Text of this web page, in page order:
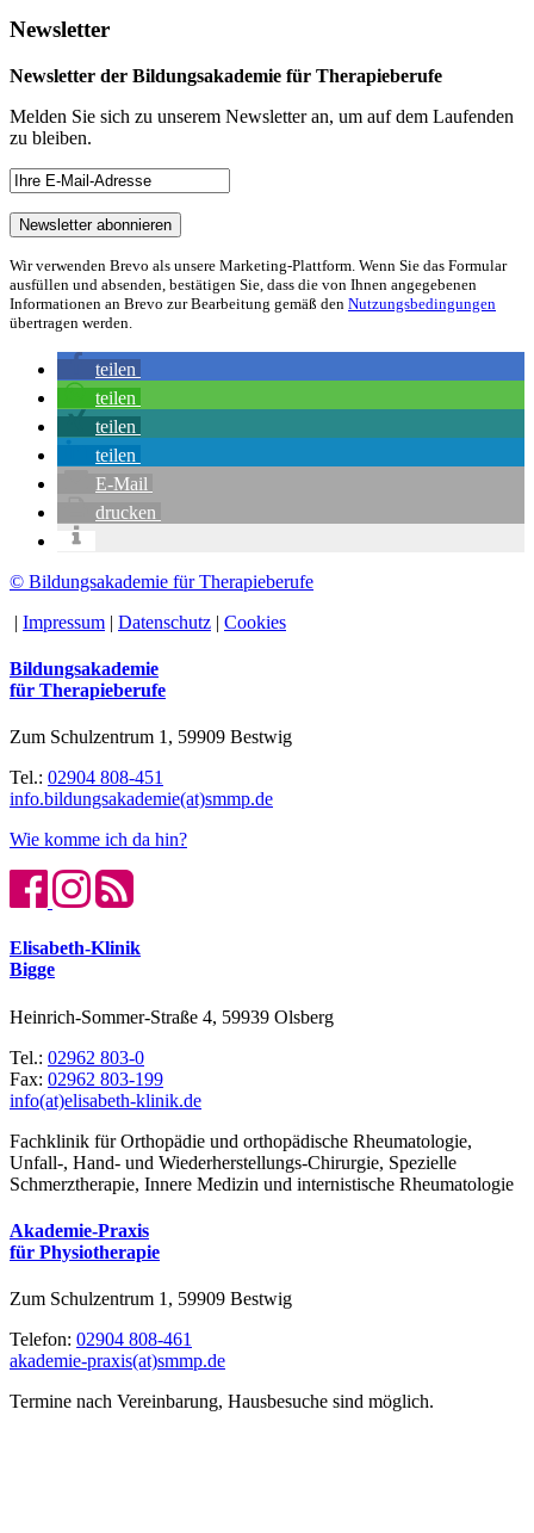
Newsletter
Newsletter der Bildungsakademie für Therapieberufe
Melden Sie sich zu unserem Newsletter an, um auf dem Laufenden
zu bleiben.
Wir verwenden Brevo als unsere Marketing-Plattform. Wenn Sie das Formular
ausfüllen und absenden, bestätigen Sie, dass die von Ihnen angegebenen
Informationen an Brevo zur Bearbeitung gemäß den Nutzungsbedingungen
übertragen werden.
teilen
teilen
teilen
teilen
E-Mail
drucken
© Bildungsakademie für Therapieberufe
| Impressum | Datenschutz | Cookies
Bildungsakademie
für Therapieberufe
Zum Schulzentrum 1, 59909 Bestwig
Tel.: 02904 808-451
info.bildungsakademie(at)smmp.de
Wie komme ich da hin?
Elisabeth-Klinik
Bigge
Heinrich-Sommer-Straße 4, 59939 Olsberg
Tel.: 02962 803-0
Fax: 02962 803-199
info(at)elisabeth-klinik.de
Fachklinik für Orthopädie und orthopädische Rheumatologie,
Unfall-, Hand- und Wiederherstellungs-Chirurgie, Spezielle
Schmerztherapie, Innere Medizin und internistische Rheumatologie
Akademie-Praxis
für Physiotherapie
Zum Schulzentrum 1, 59909 Bestwig
Telefon: 02904 808-461
akademie-praxis(at)smmp.de
Termine nach Vereinbarung, Hausbesuche sind möglich.